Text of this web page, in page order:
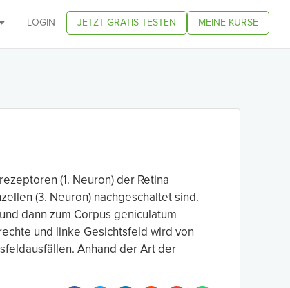
LOGIN JETZT GRATIS TESTEN MEINE KURSE
(1. Neuron) der Retina
(3. Neuron) nachgeschaltet sind.
dann zum Corpus geniculatum
und linke Gesichtsfeld wird von
Anhand der Art der